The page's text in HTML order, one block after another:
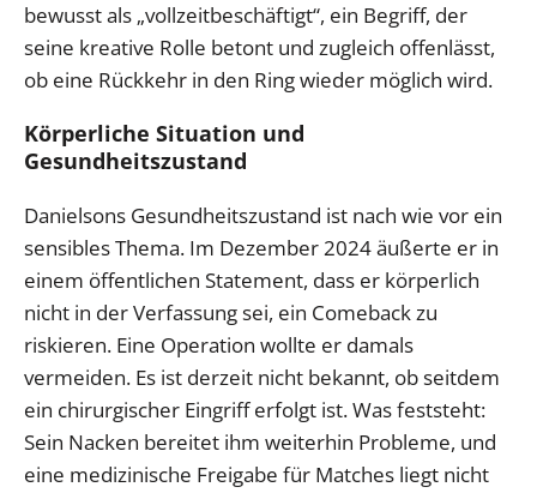
bewusst als „vollzeitbeschäftigt“, ein Begriff, der
seine kreative Rolle betont und zugleich offenlässt,
ob eine Rückkehr in den Ring wieder möglich wird.
Körperliche Situation und
Gesundheitszustand
Danielsons Gesundheitszustand ist nach wie vor ein
sensibles Thema. Im Dezember 2024 äußerte er in
einem öffentlichen Statement, dass er körperlich
nicht in der Verfassung sei, ein Comeback zu
riskieren. Eine Operation wollte er damals
vermeiden. Es ist derzeit nicht bekannt, ob seitdem
ein chirurgischer Eingriff erfolgt ist. Was feststeht:
Sein Nacken bereitet ihm weiterhin Probleme, und
eine medizinische Freigabe für Matches liegt nicht